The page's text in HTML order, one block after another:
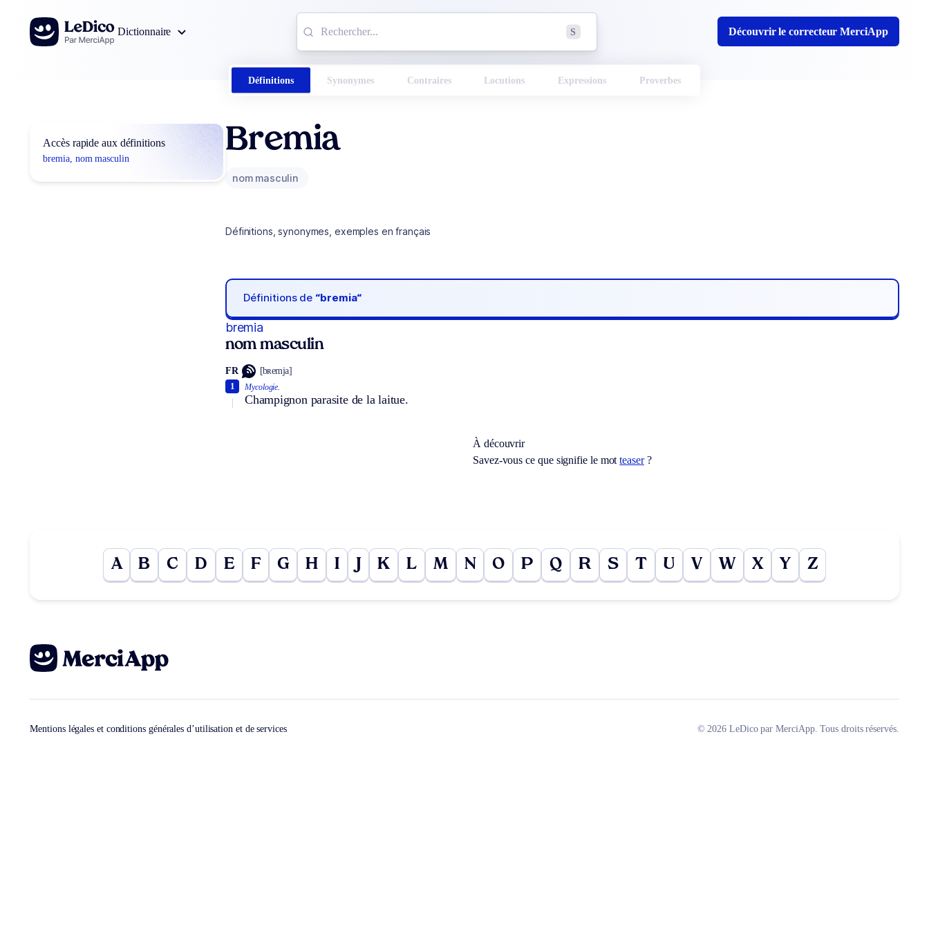
Aller au contenu
Dictionnaire
S Découvrir le correcteur MerciApp
Définitions Synonymes Contraires Locutions Expressions Proverbes
Accès rapide aux définitions
bremia, nom masculin
Bremia
nom masculin
Définitions, synonymes, exemples en français
Définitions de “bremia“
bremia
nom masculin
FR [bʀemja]
Mycologie.
Champignon parasite de la laitue.
1
À découvrir
Savez-vous ce que signifie le motteaser?
A B C D E F G H I K L M N O P Q R S T U V W X Y Z
Mentions légales et conditions générales d’utilisation et de services © 2026 LeDico par MerciApp. Tous droits réservés.